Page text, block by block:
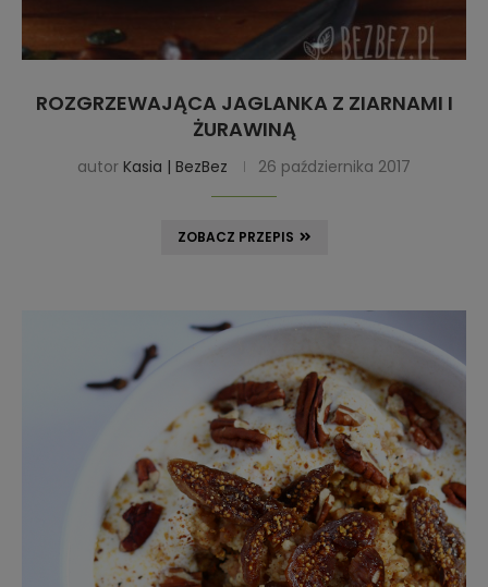
ROZGRZEWAJĄCA JAGLANKA Z ZIARNAMI I
ŻURAWINĄ
autor Kasia | BezBez 26 października 2017
ZOBACZ PRZEPIS